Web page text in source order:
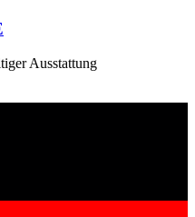
Ausstattung